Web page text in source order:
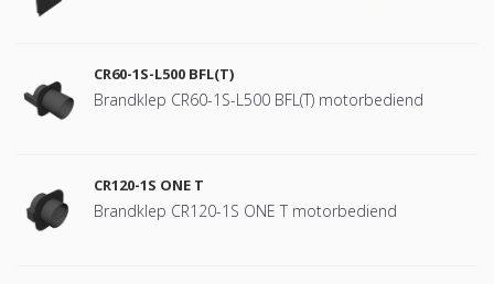
CR60-1S-L500 BFL(T)
Brandklep CR60-1S-L500 BFL(T) motorbediend
CR120-1S ONE T
Brandklep CR120-1S ONE T motorbediend